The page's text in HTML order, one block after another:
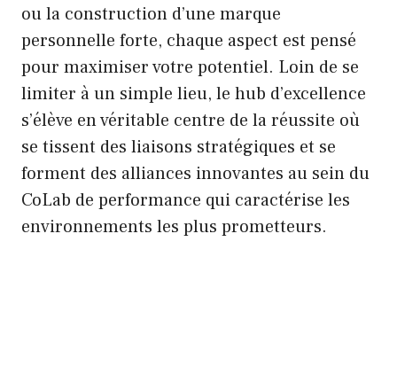
ou la construction d’une marque
personnelle forte, chaque aspect est pensé
pour maximiser votre potentiel. Loin de se
limiter à un simple lieu, le hub d’excellence
s’élève en véritable centre de la réussite où
se tissent des liaisons stratégiques et se
forment des alliances innovantes au sein du
CoLab de performance qui caractérise les
environnements les plus prometteurs.